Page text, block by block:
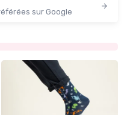
sur Google